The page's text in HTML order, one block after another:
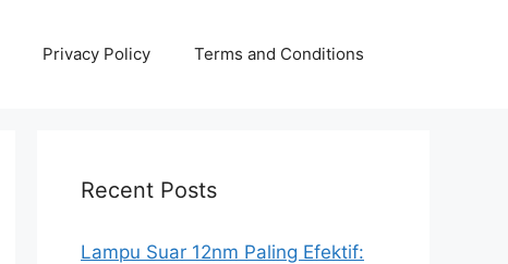
Privacy Policy Terms and Conditions
Recent Posts
Lampu Suar 12nm Paling Efektif: